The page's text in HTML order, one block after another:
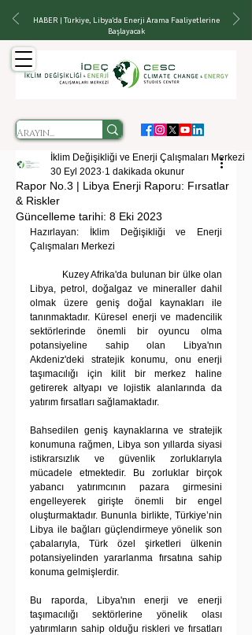
HABER | Türkiye, Libya'da Enerji Arama Faaliyetlerine
Başlayacak
Rapor No.3 | Libya Enerji Raporu: Fırsatlar
& Riskler
İklim Değişikliği ve Enerji Çalışmaları Merkezi
30 Eyl 2023 1 dakikada okunur
Güncelleme tarihi: 8 Eki 2023
Hazırlayan: İklim Değişikliği ve Enerji
Çalışmaları Merkezi
Libya, petrol, doğalgaz ve mineraller dahil
olmak üzere geniş doğal kaynakları ile
tanınmaktadır. Küresel enerji ve madencilik
sektörlerinde önemli bir oyuncu olma
potansiyeline sahip olan Libya'nın
Akdeniz'deki stratejik konumu, onu enerji
taşımacılığı için kilit bir merkez haline
getirerek altyapı ve lojistik alanlarında da
yatırım fırsatları sağlamaktadır.
Bahsedilen geniş kaynaklarına ve stratejik
konumuna rağmen, Libya son yıllarda siyasi
istikrarsızlık ve güvenlik zorluklarıyla
mücadele etmektedir. Bu zorluklar birçok
yabancı yatırımcının pazara girmesini
engelleyerek girişte önemli bir engel
oluşturmaktadır. Bununla birlikte, Türkiye’nin
Libya ile bağları güçlendirmeye yönelik son
çabalarıyla, Türk özel şirketleri ülkenin
potansiyelinden yararlanma fırsatına sahip
konuma gelmişlerdir.
Bu raporda, Libya'nın enerji ve enerji
taşımacılığı sektörlerine yönelik olası
yatırımların sahip olduğu riskleri ve fırsatları